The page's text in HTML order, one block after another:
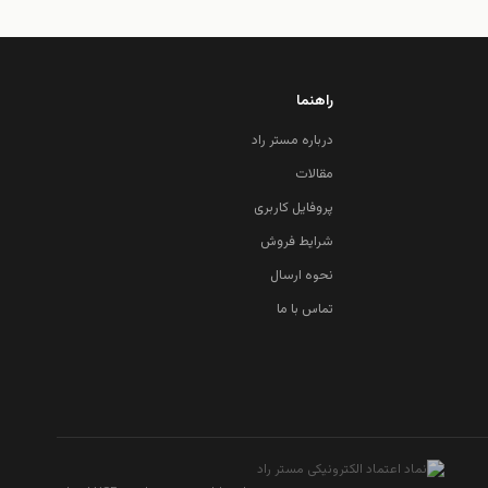
راهنما
درباره مستر راد
مقالات
پروفایل کاربری
شرایط فروش
نحوه ارسال
تماس با ما